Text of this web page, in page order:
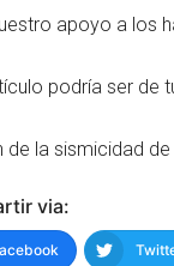
apoyo a los
podría ser de
de la sismicidad
via: